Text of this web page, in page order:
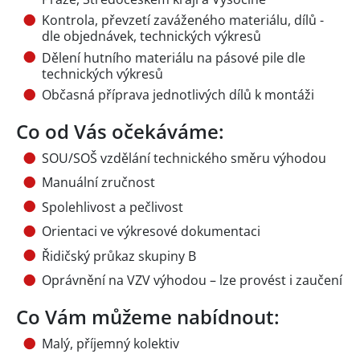
Kontrola, převzetí zaváženého materiálu, dílů -
dle objednávek, technických výkresů
Dělení hutního materiálu na pásové pile dle
technických výkresů
Občasná příprava jednotlivých dílů k montáži
Co od Vás očekáváme:
SOU/SOŠ vzdělání technického směru výhodou
Manuální zručnost
Spolehlivost a pečlivost
Orientaci ve výkresové dokumentaci
Řidičský průkaz skupiny B
Oprávnění na VZV výhodou – lze provést i zaučení
Co Vám můžeme nabídnout:
Malý, příjemný kolektiv